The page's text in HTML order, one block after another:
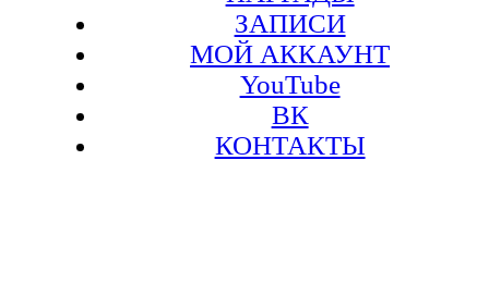
ЗАПИСИ
МОЙ АККАУНТ
YouTube
ВК
КОНТАКТЫ